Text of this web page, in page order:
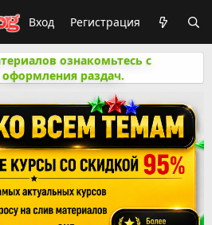
Вход Регистрация
ознакомьтесь с
раздач.